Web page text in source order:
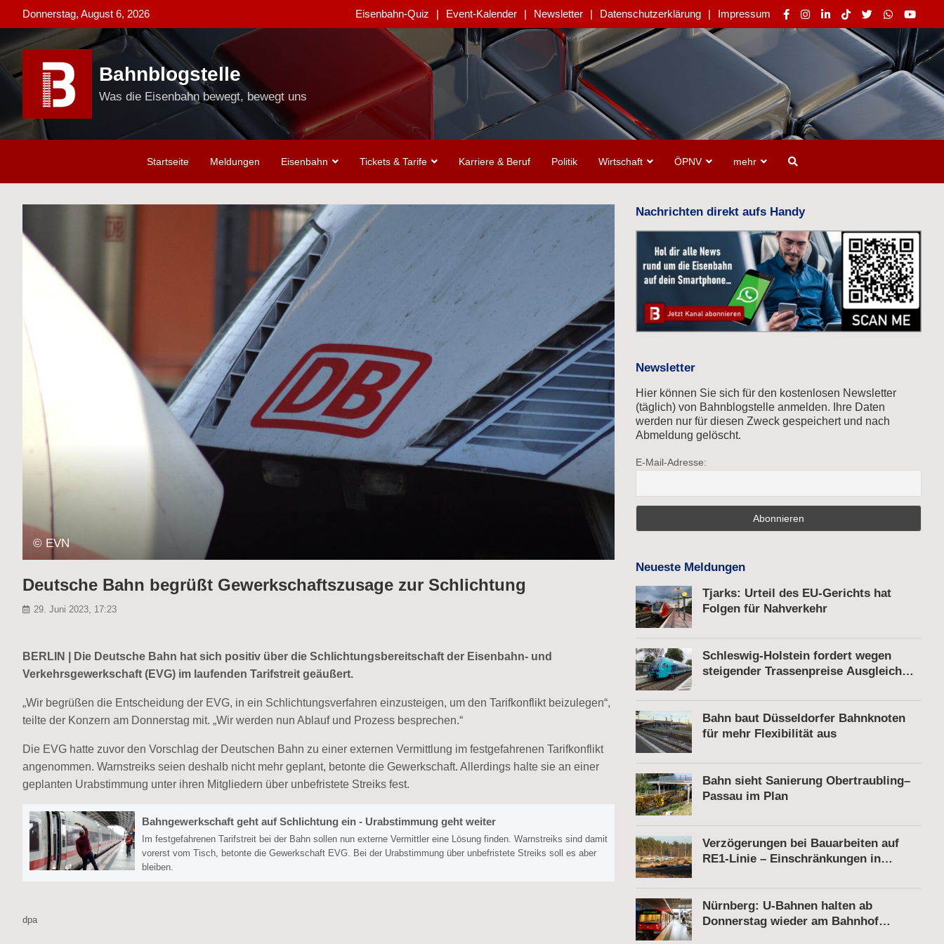
to
content
Donnerstag, August 6, 2026 Eisenbahn-Quiz Event-Kalender Newsletter Datenschutzerklärung Impressum
Bahnblogstelle
Was die Eisenbahn bewegt, bewegt uns
Startseite Meldungen Eisenbahn Tickets & Tarife Karriere & Beruf Politik Wirtschaft ÖPNV mehr
© EVN
Deutsche Bahn begrüßt Gewerkschaftszusage zur Schlichtung
29. Juni 2023, 17:23
BERLIN | Die Deutsche Bahn hat sich positiv über die Schlichtungsbereitschaft der Eisenbahn- und
Verkehrsgewerkschaft (EVG) im laufenden Tarifstreit geäußert.
„Wir begrüßen die Entscheidung der EVG, in ein Schlichtungsverfahren einzusteigen, um den Tarifkonflikt beizulegen“,
teilte der Konzern am Donnerstag mit. „Wir werden nun Ablauf und Prozess besprechen.“
Die EVG hatte zuvor den Vorschlag der Deutschen Bahn zu einer externen Vermittlung im festgefahrenen Tarifkonflikt
angenommen. Warnstreiks seien deshalb nicht mehr geplant, betonte die Gewerkschaft. Allerdings halte sie an einer
geplanten Urabstimmung unter ihren Mitgliedern über unbefristete Streiks fest.
Bahngewerkschaft geht auf Schlichtung ein - Urabstimmung geht weiter
Im festgefahrenen Tarifstreit bei der Bahn sollen nun externe Vermittler eine Lösung finden. Warnstreiks sind damit
vorerst vom Tisch, betonte die Gewerkschaft EVG. Bei der Urabstimmung über unbefristete Streiks soll es aber
bleiben.
dpa
Nachrichten direkt aufs Handy
Newsletter
Hier können Sie sich für den kostenlosen Newsletter
(täglich) von Bahnblogstelle anmelden. Ihre Daten
werden nur für diesen Zweck gespeichert und nach
Abmeldung gelöscht.
E-Mail-Adresse:
Neueste Meldungen
Tjarks: Urteil des EU-Gerichts hat
Folgen für Nahverkehr
Schleswig-Holstein fordert wegen
steigender Trassenpreise Ausgleich
Bahn baut Düsseldorfer Bahnknoten
für mehr Flexibilität aus
Bahn sieht Sanierung Obertraubling–
Passau im Plan
Verzögerungen bei Bauarbeiten auf
RE1-Linie – Einschränkungen in
Nürnberg: U-Bahnen halten ab
Donnerstag wieder am Bahnhof